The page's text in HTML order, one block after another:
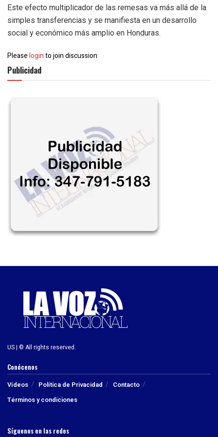
Este efecto multiplicador de las remesas va más allá de la
simples transferencias y se manifiesta en un desarrollo
social y económico más amplio en Honduras.
Pleaseloginto join discussion
Publicidad
US | © All rights reserved.
Conócenos
Vídeos Política de Privacidad
Contacto
Términos y condiciones
Síguenos en las redes